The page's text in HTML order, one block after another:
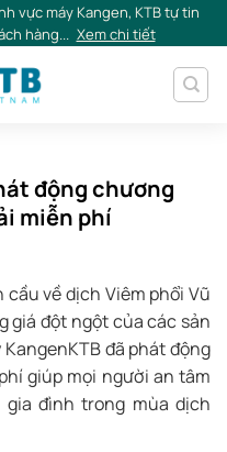
vực máy Kangen, KTB tự tin
hàng... Xem chi tiết
động chương
miễn phí
về dịch Viêm phổi Vũ
giá đột ngột của các sản
đã phát động
giúp mọi người an tâm
đình trong mùa dịch